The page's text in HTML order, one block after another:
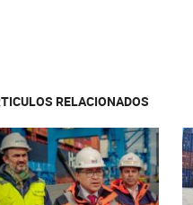
RELACIONADOS